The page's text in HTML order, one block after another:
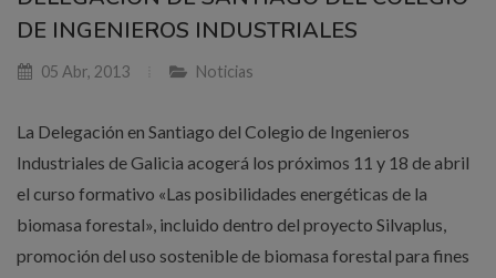
DE INGENIEROS INDUSTRIALES
05 Abr, 2013 Noticias
La Delegación en Santiago del Colegio de Ingenieros
Industriales de Galicia acogerá los próximos 11 y 18 de abril
el curso formativo «Las posibilidades energéticas de la
biomasa forestal», incluido dentro del proyecto Silvaplus,
promoción del uso sostenible de biomasa forestal para fines